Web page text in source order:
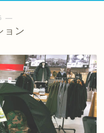
―
ョン